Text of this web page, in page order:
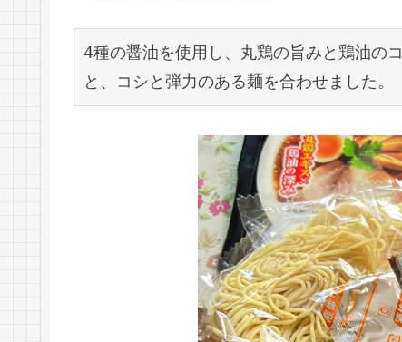
4種の醤油を使用し、丸鶏の旨みと鶏油の
と、コシと弾力のある麺を合わせました。